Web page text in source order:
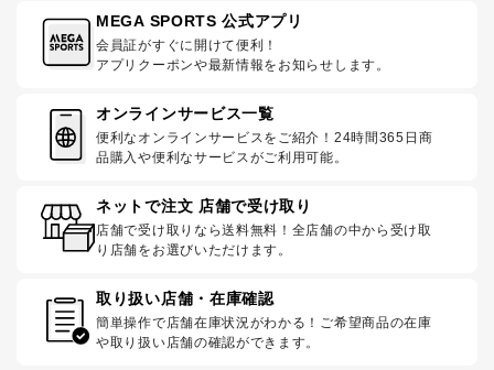
MEGA SPORTS 公式アプリ
会員証がすぐに開けて便利！
アプリクーポンや最新情報をお知らせします。
オンラインサービス一覧
便利なオンラインサービスをご紹介！24時間365日商
品購入や便利なサービスがご利用可能。
ネットで注文 店舗で受け取り
店舗で受け取りなら送料無料！全店舗の中から受け取
り店舗をお選びいただけます。
取り扱い店舗・在庫確認
簡単操作で店舗在庫状況がわかる！ご希望商品の在庫
や取り扱い店舗の確認ができます。